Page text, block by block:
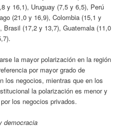
y 16,1), Uruguay (7,5 y 6,5), Perú
(21,0 y 16,9), Colombia (15,1 y
Brasil (17,2 y 13,7), Guatemala (11,0
la mayor polarización en la región
por mayor grado de
los negocios, mientras que en los
la polarización es menor y
los negocios privados.
democracia